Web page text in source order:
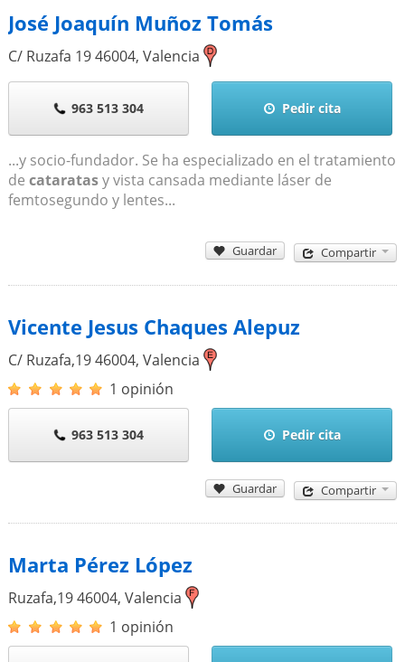
José Joaquín Muñoz Tomás
C/ Ruzafa 1946004, Valencia
963 513 304 Pedir cita
...y socio-fundador. Se ha especializado en el tratamiento
de cataratasy vista cansada mediante láser de
femtosegundo y lentes...
Guardar Compartir
Vicente Jesus Chaques Alepuz
C/ Ruzafa,1946004, Valencia
1 opinión
963 513 304 Pedir cita
Guardar Compartir
Marta Pérez López
Ruzafa,1946004, Valencia
1 opinión